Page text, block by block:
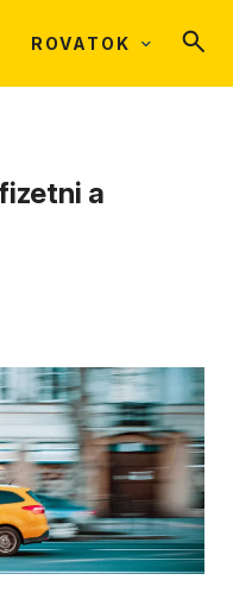
ROVATOK
a